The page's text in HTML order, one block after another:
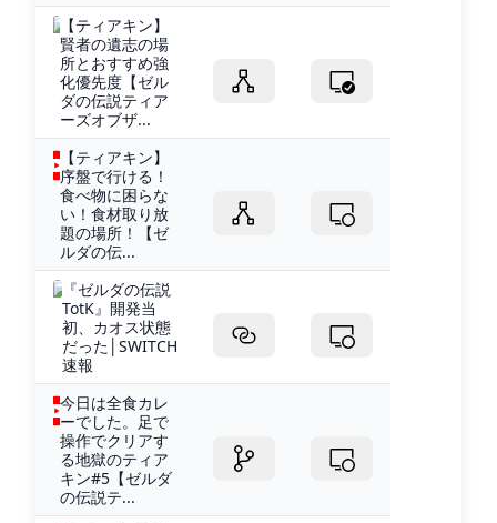
【ティアキン】
賢者の遺志の場
所とおすすめ強
化優先度【ゼル
ダの伝説ティア
ーズオブザ...
【ティアキン】
序盤で行ける！
食べ物に困らな
い！食材取り放
題の場所！【ゼ
ルダの伝...
『ゼルダの伝説
TotK』開発当
初、カオス状態
だった│SWITCH
速報
今日は全食カレ
ーでした。足で
操作でクリアす
る地獄のティア
キン#5【ゼルダ
の伝説テ...